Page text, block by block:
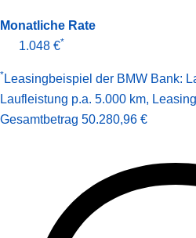
Monatliche Rate
1.048 €*
* Leasingbeispiel der BMW Bank:
Laufleistung p.a. 5.000 km,
Gesamt­betrag 50.280,96 €